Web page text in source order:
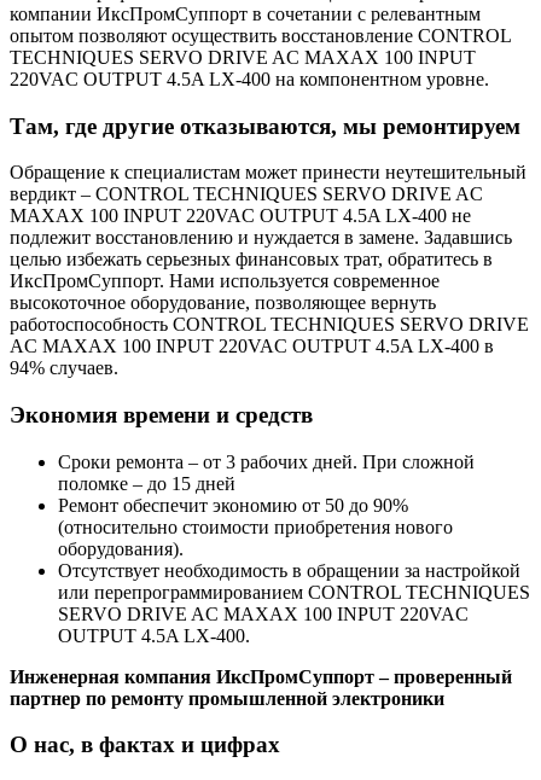
компании ИксПромСуппорт в сочетании с релевантным
опытом позволяют осуществить восстановление CONTROL
TECHNIQUES SERVO DRIVE AC MAXAX 100 INPUT
220VAC OUTPUT 4.5A LX-400 на компонентном уровне.
Там, где другие отказываются, мы ремонтируем
Обращение к специалистам может принести неутешительный
вердикт – CONTROL TECHNIQUES SERVO DRIVE AC
MAXAX 100 INPUT 220VAC OUTPUT 4.5A LX-400 не
подлежит восстановлению и нуждается в замене. Задавшись
целью избежать серьезных финансовых трат, обратитесь в
ИксПромСуппорт. Нами используется современное
высокоточное оборудование, позволяющее вернуть
работоспособность CONTROL TECHNIQUES SERVO DRIVE
AC MAXAX 100 INPUT 220VAC OUTPUT 4.5A LX-400 в
94% случаев.
Экономия времени и средств
Сроки ремонта – от 3 рабочих дней. При сложной
поломке – до 15 дней
Ремонт обеспечит экономию от 50 до 90%
(относительно стоимости приобретения нового
оборудования).
Отсутствует необходимость в обращении за настройкой
или перепрограммированием CONTROL TECHNIQUES
SERVO DRIVE AC MAXAX 100 INPUT 220VAC
OUTPUT 4.5A LX-400.
Инженерная компания ИксПромСуппорт – проверенный
партнер по ремонту промышленной электроники
О нас, в фактах и цифрах